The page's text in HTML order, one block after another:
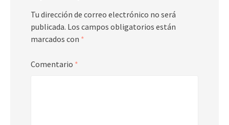
Tu dirección de correo electrónico no será
publicada. Los campos obligatorios están
marcados con *
Comentario *